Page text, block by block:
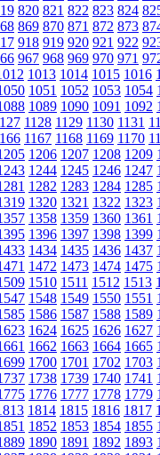
820 821 822 823 824
869 870 871 872 873
918 919 920 921 922
967 968 969 970 971
1013 1014 1015 1016
1051 1052 1053 1054
1089 1090 1091 1092
1128 1129 1130 1131
1167 1168 1169 1170
1206 1207 1208 1209
1244 1245 1246 1247
1282 1283 1284 1285
1320 1321 1322 1323
1358 1359 1360 1361
1396 1397 1398 1399
1434 1435 1436 1437
1472 1473 1474 1475
1510 1511 1512 1513
1548 1549 1550 1551
1586 1587 1588 1589
1624 1625 1626 1627
1662 1663 1664 1665
1700 1701 1702 1703
1738 1739 1740 1741
1776 1777 1778 1779
1814 1815 1816 1817
1852 1853 1854 1855
1890 1891 1892 1893